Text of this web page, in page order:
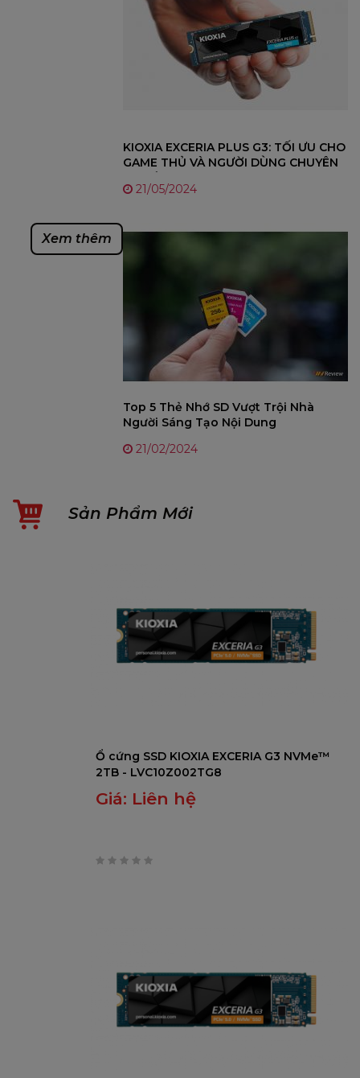
KIOXIA EXCERIA PLUS G3: TỐI ƯU CHO
GAME THỦ VÀ NGƯỜI DÙNG CHUYÊN
21/05/2024
Top 5 Thẻ Nhớ SD Vượt Trội Nhà
Người Sáng Tạo Nội Dung
21/02/2024
Xem thêm
Sản Phẩm Mới
Ổ cứng SSD KIOXIA EXCERIA G3 NVMe™
2TB - LVC10Z002TG8
Giá: Liên hệ